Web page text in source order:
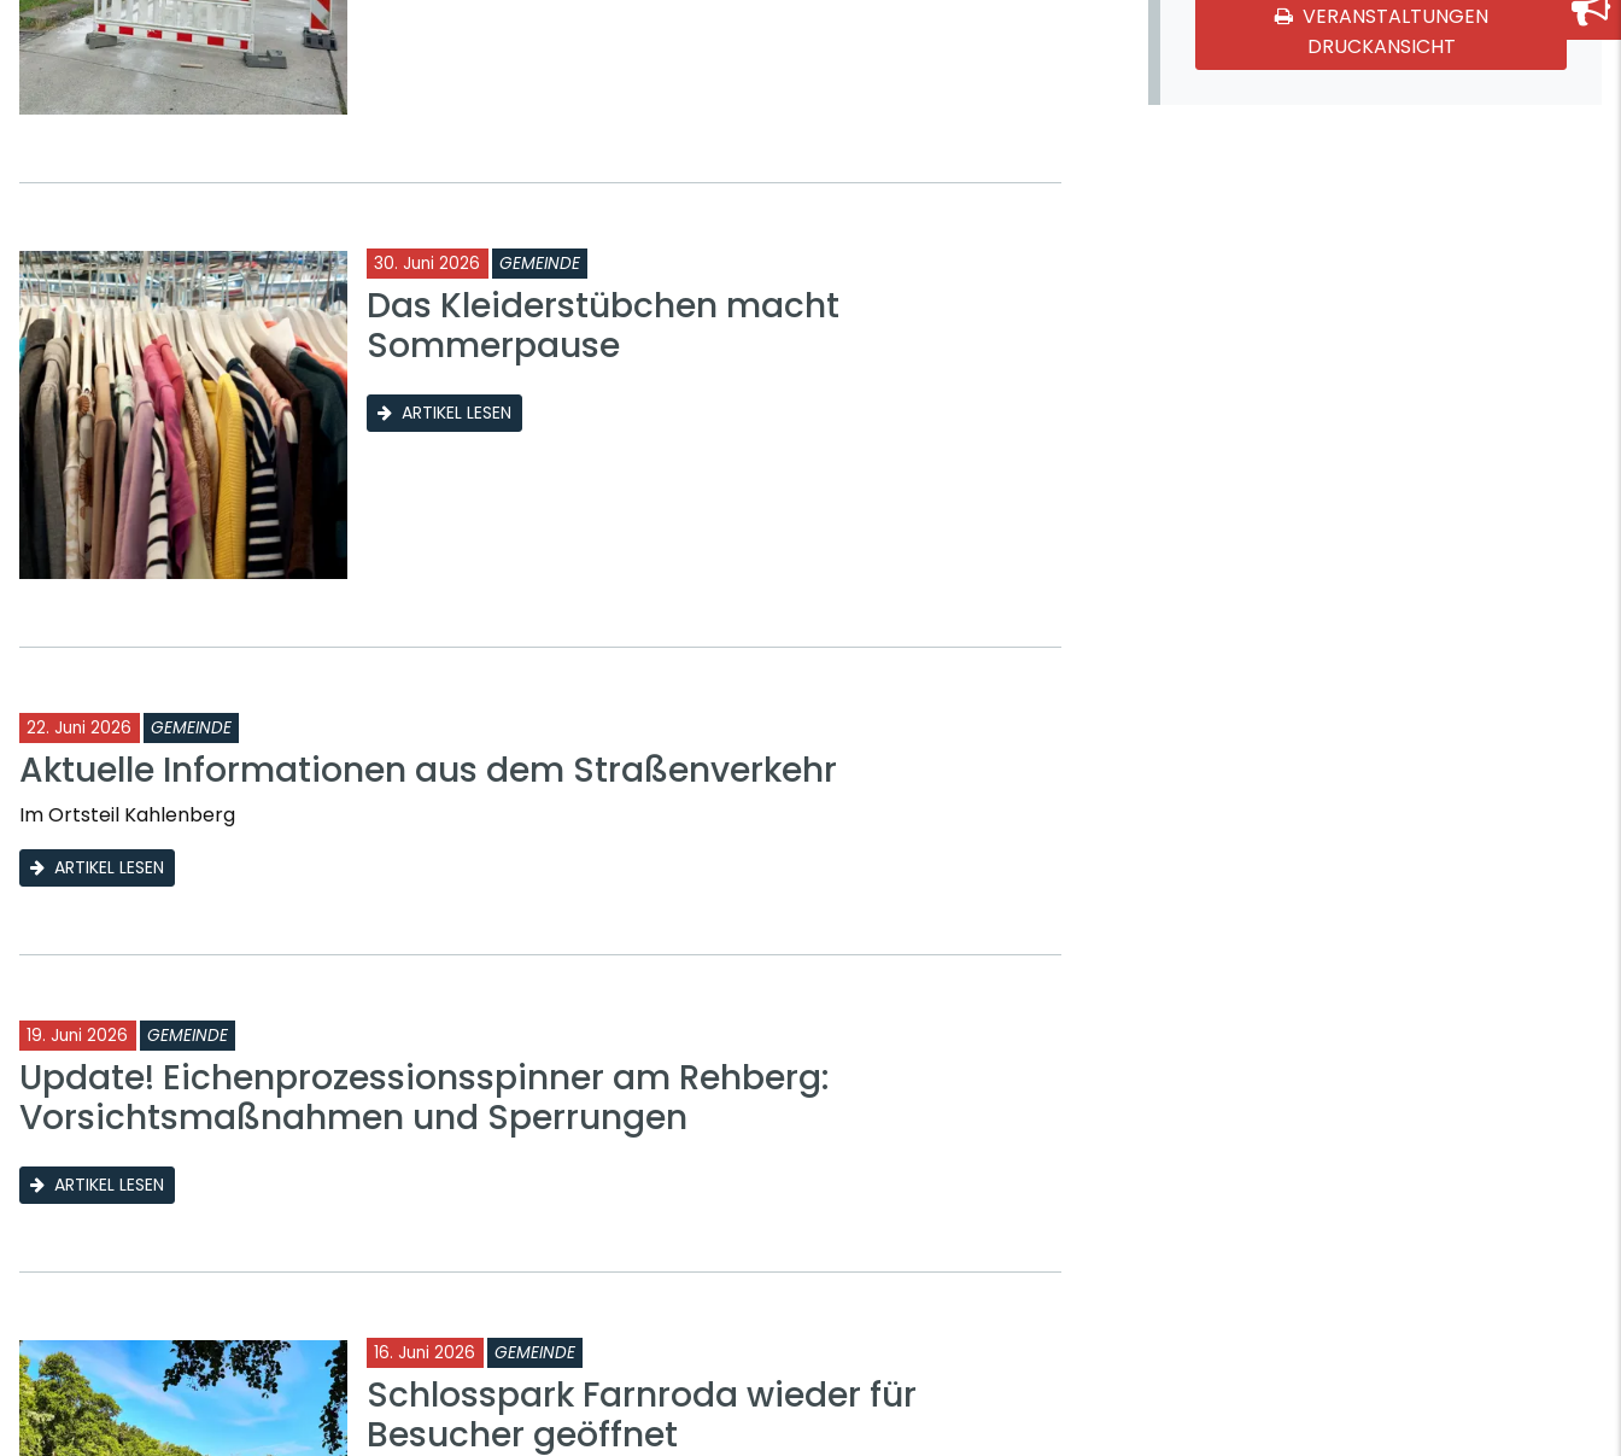
30. Juni 2026 GEMEINDE
Das Kleiderstübchen macht
Sommerpause
ARTIKEL LESEN
22. Juni 2026 GEMEINDE
Aktuelle Informationen aus dem Straßenverkehr
Im Ortsteil Kahlenberg
ARTIKEL LESEN
19. Juni 2026 GEMEINDE
Update! Eichenprozessionsspinner am Rehberg:
Vorsichtsmaßnahmen und Sperrungen
ARTIKEL LESEN
16. Juni 2026 GEMEINDE
Schlosspark Farnroda wieder für
Besucher geöffnet
VERANSTALTUNGEN
DRUCKANSICHT